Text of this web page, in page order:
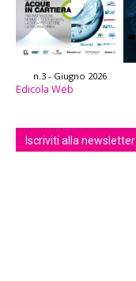
n.3 - Giugno 2026
Edicola Web
Iscriviti alla newsletter